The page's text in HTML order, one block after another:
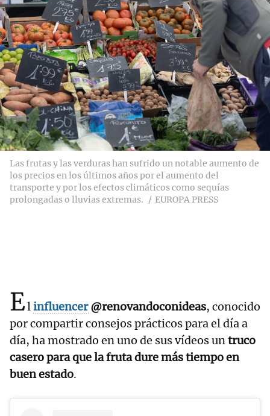
Las frutas y las verduras han sufrido un notable aumento de
los precios en los últimos años por el aumento del
transporte y por los efectos climáticos como sequías
prolongadas o lluvias extremas.
EUROPA PRESS
Elinfluencer@renovandoconideas, conocido
por compartir consejos prácticos para el día a
día, ha mostrado en uno de sus vídeos untruco
casero para que la fruta dure más tiempo en
buen estado.